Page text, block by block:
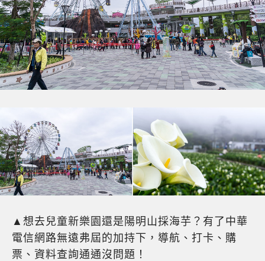
▲想去兒童新樂園還是陽明山採海芋？有了中華
電信網路無遠弗屆的加持下，導航、打卡、購
票、資料查詢通通沒問題！